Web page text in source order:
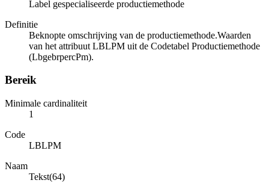
Label gespecialiseerde productiemethode
Definitie
Beknopte omschrijving van de productiemethode.Waarden
van het attribuut LBLPM uit de Codetabel Productiemethode
(LbgebrpercPm).
Bereik
Minimale cardinaliteit
1
Code
LBLPM
Naam
Tekst(64)